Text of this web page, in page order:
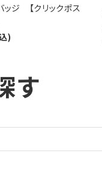
ッジ 【クリックポス
)
す